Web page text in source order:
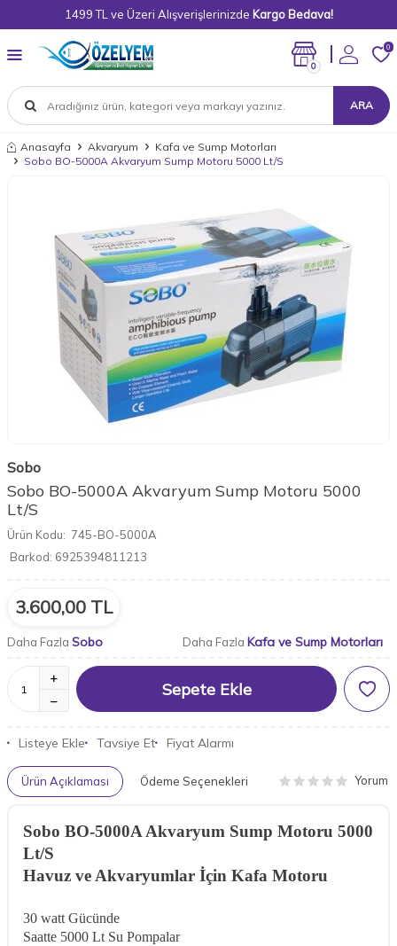
1499 TL ve Üzeri Alışverişlerinizde Kargo Bedava!
ARA
0
0
Anasayfa Akvaryum
Kafa ve Sump Motorları
Sobo BO-5000A Akvaryum Sump Motoru 5000 Lt/S
Sobo
Sobo BO-5000A Akvaryum Sump Motoru 5000
Lt/S
Ürün Kodu: 745-BO-5000A
Barkod: 6925394811213
3.600,00 TL
Daha Fazla Sobo Daha Fazla Kafa ve Sump Motorları
Sepete Ekle
Listeye Ekle Tavsiye Et Fiyat Alarmı
Ürün Açıklaması Ödeme Seçenekleri Yorum
Sobo BO-5000A Akvaryum Sump Motoru 5000
Lt/S
Havuz ve Akvaryumlar İçin Kafa Motoru
30 watt Gücünde
Saatte 5000 Lt Su Pompalar